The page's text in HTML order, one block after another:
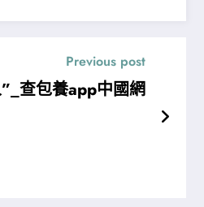
Previous post
查包養app中國網